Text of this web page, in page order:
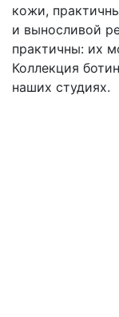
кожи,
и выносливой
практичны: их
Коллекция
наших студиях.